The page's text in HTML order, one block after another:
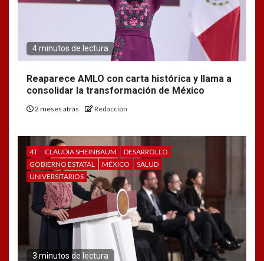
4 minutos de lectura
Reaparece AMLO con carta histórica y llama a
consolidar la transformación de México
2 meses atrás Redacción
4T CLAUDIA SHEINBAUM
DESARROLLO
GOBIERNO ESTATAL
MÉXICO
SALUD
UNIVERSITARIOS
3 minutos de lectura